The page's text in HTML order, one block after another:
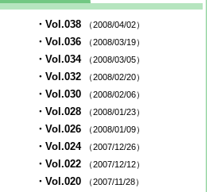
・Vol.038 （2008/04/02）
・Vol.036 （2008/03/19）
・Vol.034 （2008/03/05）
・Vol.032 （2008/02/20）
・Vol.030 （2008/02/06）
・Vol.028 （2008/01/23）
・Vol.026 （2008/01/09）
・Vol.024 （2007/12/26）
・Vol.022 （2007/12/12）
・Vol.020 （2007/11/28）